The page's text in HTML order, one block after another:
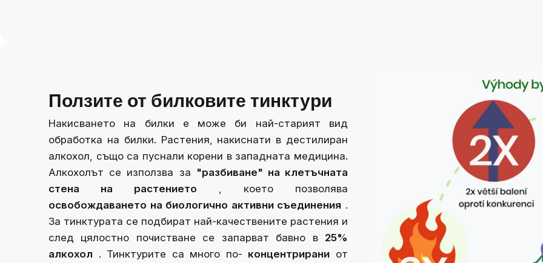
Ползите от билковите тинктури
Накисването на билки е може би най-старият вид
обработка на билки. Растения, накиснати в дестилиран
алкохол, също са пуснали корени в западната медицина.
Алкохолът се използва за "разбиване" на клетъчната
стена на растението
, което позволява
освобождаването на биологично активни съединения .
За тинктурата се подбират най-качествените растения и
след цялостно почистване се запарват бавно в
25%
алкохол . Тинктурите са много по- концентрирани от